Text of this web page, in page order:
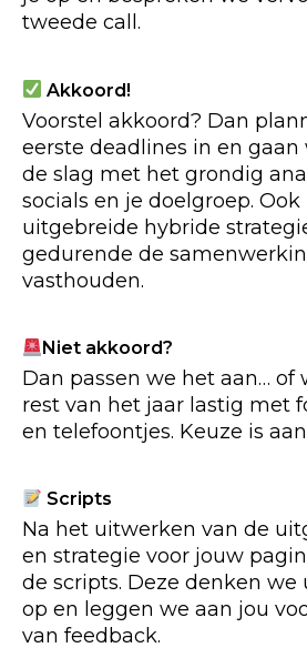
tweede call.
Akkoord!
Voorstel akkoord? Dan
eerste deadlines in en
de slag met het grondig
socials en je doelgroep.
uitgebreide hybride
gedurende de
vasthouden.
Niet akkoord?
Dan passen we het aan… of
rest van het jaar lastig met
en telefoontjes. Keuze is
Scripts
Na het uitwerken van de
en strategie voor jouw
de scripts. Deze denken we
op en leggen we aan jou
van feedback.